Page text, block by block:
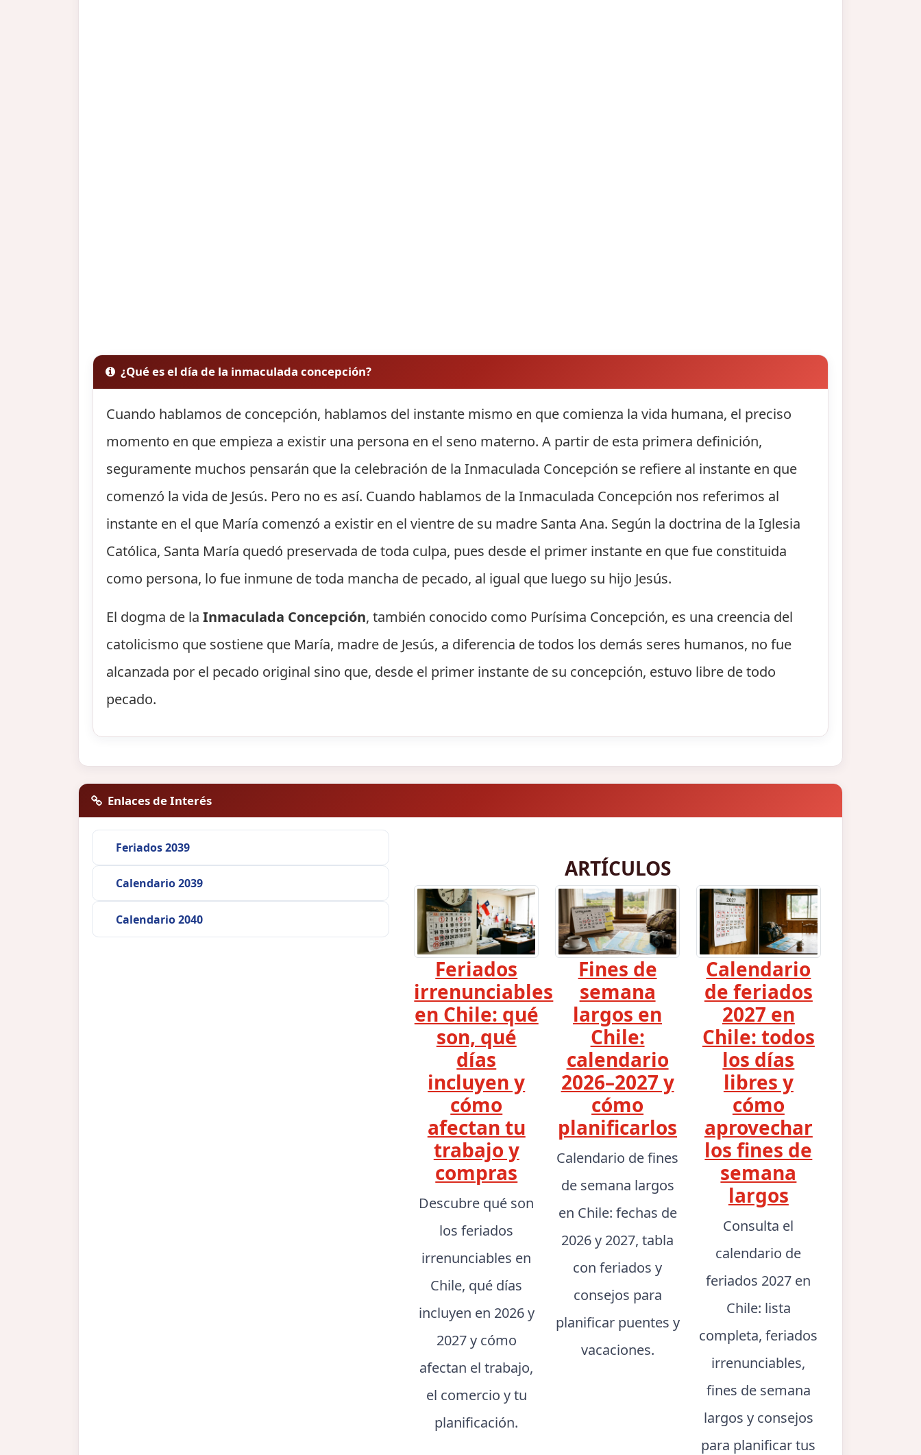
¿Qué es el día de la inmaculada concepción?
Cuando hablamos de concepción, hablamos del instante mismo en que comienza la vida humana, el preciso
momento en que empieza a existir una persona en el seno materno. A partir de esta primera definición,
seguramente muchos pensarán que la celebración de la Inmaculada Concepción se refiere al instante en que
comenzó la vida de Jesús. Pero no es así. Cuando hablamos de la Inmaculada Concepción nos referimos al
instante en el que María comenzó a existir en el vientre de su madre Santa Ana. Según la doctrina de la Iglesia
Católica, Santa María quedó preservada de toda culpa, pues desde el primer instante en que fue constituida
como persona, lo fue inmune de toda mancha de pecado, al igual que luego su hijo Jesús.
El dogma de laInmaculada Concepción, también conocido como Purísima Concepción, es una creencia del
catolicismo que sostiene que María, madre de Jesús, a diferencia de todos los demás seres humanos, no fue
alcanzada por el pecado original sino que, desde el primer instante de su concepción, estuvo libre de todo
pecado.
Enlaces de Interés
Feriados 2039
Calendario 2039
Calendario 2040
ARTÍCULOS
Feriados
irrenunciables
en Chile: qué
son, qué
días
incluyen y
cómo
afectan tu
trabajo y
compras
Descubre qué son
los feriados
irrenunciables en
Chile, qué días
incluyen en 2026 y
2027 y cómo
afectan el trabajo,
el comercio y tu
planificación.
Fines de
semana
largos en
Chile:
calendario
2026–2027 y
cómo
planificarlos
Calendario de fines
de semana largos
en Chile: fechas de
2026 y 2027, tabla
con feriados y
consejos para
planificar puentes y
vacaciones.
Calendario
de feriados
2027 en
Chile: todos
los días
libres y
cómo
aprovechar
los fines de
semana
largos
Consulta el
calendario de
feriados 2027 en
Chile: lista
completa, feriados
irrenunciables,
fines de semana
largos y consejos
para planificar tus